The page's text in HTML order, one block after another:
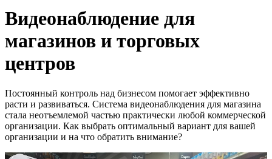
Видеонаблюдение для
магазинов и торговых
центров
Постоянный контроль над бизнесом помогает эффективно
расти и развиваться. Система видеонаблюдения для магазина
стала неотъемлемой частью практически любой коммерческой
организации. Как выбрать оптимальный вариант для вашей
организации и на что обратить внимание?